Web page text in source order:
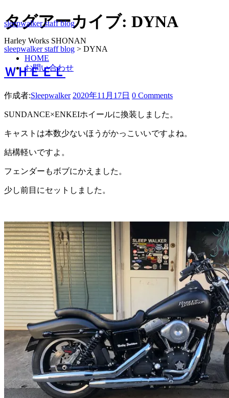
sleepwalker staff blog
Harley Works SHONAN
HOME
お問い合わせ
タグアーカイブ: DYNA
sleepwalker staff blog > DYNA
ＷＨＥＥＬ
作成者:Sleepwalker 2020年11月17日 0 Comments
SUNDANCE×ENKEIホイールに換装しました。
キャストは本数少ないほうがかっこいいですよね。
結構軽いですよ。
フェンダーもボブにかえました。
少し前目にセットしました。